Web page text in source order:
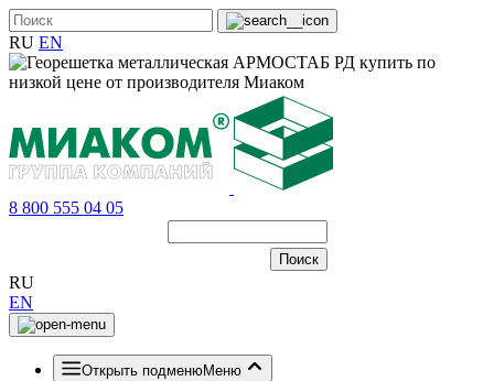
RU EN
8 800 555 04 05
RU
EN
Открыть подменюМеню